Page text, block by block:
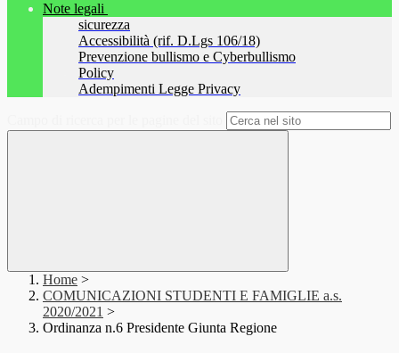
Note legali
sicurezza
Accessibilità (rif. D.Lgs 106/18)
Prevenzione bullismo e Cyberbullismo
Policy
Adempimenti Legge Privacy
Home >
COMUNICAZIONI STUDENTI E FAMIGLIE a.s.
2020/2021 >
Ordinanza n.6 Presidente Giunta Regione